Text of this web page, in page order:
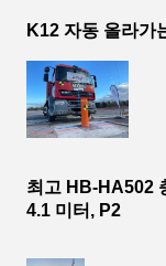
K12 자동 올라가
최고 HB-HA502
4.1 미터, P2